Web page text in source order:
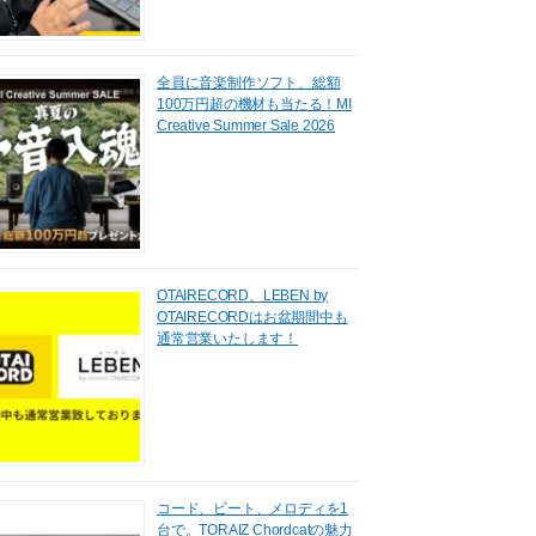
全員に音楽制作ソフト、総額
100万円超の機材も当たる！MI
Creative Summer Sale 2026
OTAIRECORD、LEBEN by
OTAIRECORDはお盆期間中も
通常営業いたします！
コード、ビート、メロディを1
台で。TORAIZ Chordcatの魅力